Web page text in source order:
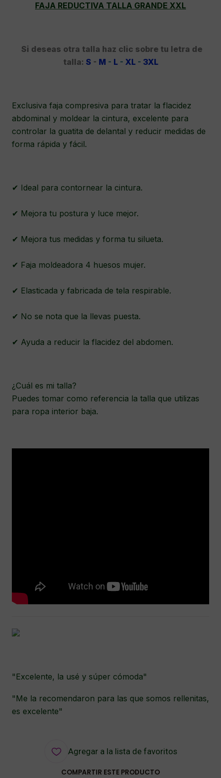
FAJA REDUCTIVA TALLA GRANDE XXL
Si deseas otra talla haz clic sobre tu letra de
talla: S - M - L- XL- 3XL
Exclusiva faja compresiva para tratar la flacidez
abdominal y moldear la cintura, excelente para
controlar la guatita de delantal y reducir medidas de
forma rápida y fácil.
✔ Ideal para contornear la cintura.
✔ Mejora tu postura y luce mejor.
✔ Mejora tus medidas y forma tu silueta.
✔ Faja moldeadora 4 huesos mujer.
✔ Elasticada y fabricada de tela respirable.
✔ No se nota que la llevas puesta.
✔ Ayuda a reducir la flacidez del abdomen.
¿Cuál es mi talla?
Puedes tomar como referencia la talla que utilizas
para ropa interior baja.
"Excelente, la usé y súper cómoda"
"Me la recomendaron para las que somos rellenitas,
es excelente"
Agregar a la lista de favoritos
COMPARTIR ESTE PRODUCTO